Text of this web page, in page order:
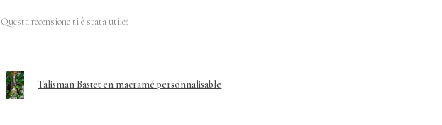
Questa recensione ti è stata utile?
Talisman Bastet en macramé personnalisable